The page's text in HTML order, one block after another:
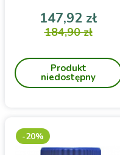
500g
Manuka Health Miód
Cena
147,92 zł
184,90 zł
Produkt
niedostępny
-20%